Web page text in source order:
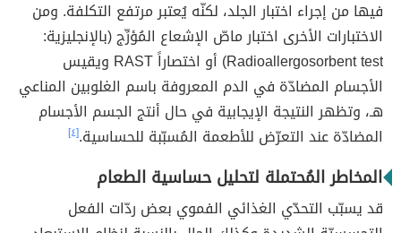
فيها من إجراء اختبار الجلد، لكنّه يُعتبر مرتفع التكلفة. ومن
الاختبارات الأخرى اختبار ماصّ الإشعاع المُؤرِّج (بالإنجليزية:
Radioallergosorbent test) أو اختصاراً RAST ويقيس
الأجسام المضادّة في الدم المعروفة باسم الغلوبين المناعي
هـ، وتظهر النتيجة الإيجابية في حال أنتج الجسم الأجسام
المضادّة عند التعرّض للأطعمة المُسبّبة للحساسية.[٤]
المخاطر المُحتملة لتحليل حساسية الطعام
قد يسبّب التحدّي الغذائي الفموي بعض ردّات الفعل